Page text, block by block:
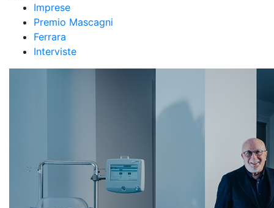
Imprese
Premio Mascagni
Ferrara
Interviste